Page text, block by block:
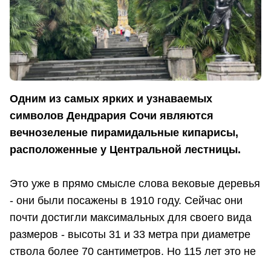
Одним из самых ярких и узнаваемых
символов Дендрария Сочи являются
вечнозеленые пирамидальные кипарисы,
расположенные у Центральной лестницы.
Это уже в прямо смысле слова вековые деревья
- они были посажены в 1910 году. Сейчас они
почти достигли максимальных для своего вида
размеров - высоты 31 и 33 метра при диаметре
ствола более 70 сантиметров. Но 115 лет это не